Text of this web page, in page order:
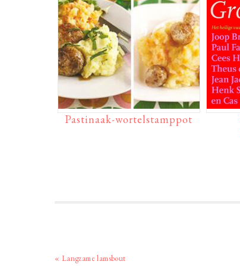
Pastinaak-wortelstamppot
Vorig
« Langzame lamsbout